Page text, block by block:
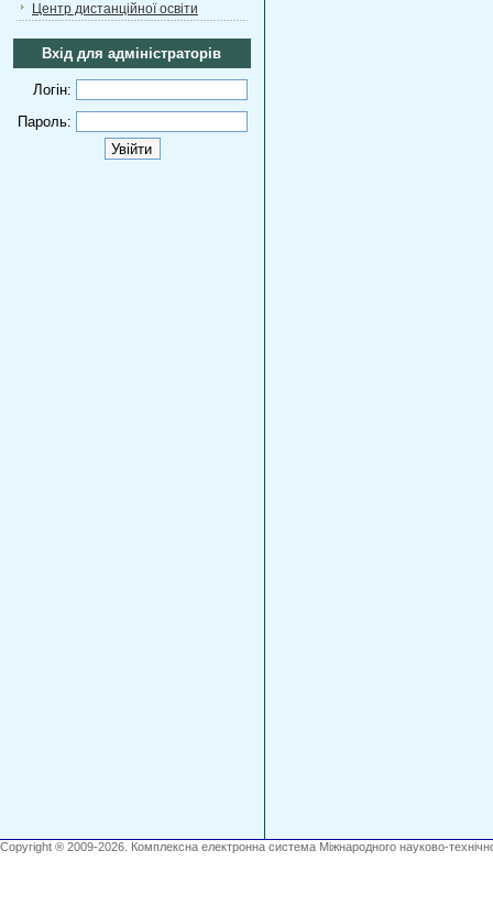
Центр дистанційної освіти
Вхід для адміністраторів
Логін:
Пароль:
Copyright ® 2009-2026. Комплексна електронна система Міжнародного науково-